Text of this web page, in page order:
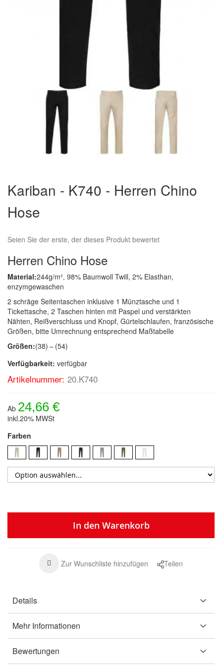
der
Bildergalerie
springen
Kariban - K740 - Herren Chino
Hose
Seien Sie der erste, der dieses Produkt bewertet
Herren Chino Hose
Material:244g/m², 98% Baumwoll Twill, 2% Elasthan,
enzymgewaschen
2 schräge Seitentaschen inklusive 1 Münztasche und 1
Tickettasche, 2 Taschen hinten mit Paspel und verstärkten
Nähten, Reißverschluss und Knopf, Gürtelschlaufen, französische
Größen, bitte Umrechnung entsprechend Maßtabelle
Größen:(38) – (54)
Verfügbarkeit: verfügbar
Artikelnummer: 20.K740
Ab 24,66 €
inkl.20% MWSt
Farben
In den Warenkorb
Zur Wunschliste hinzufügen Teilen
Details
Mehr Informationen
Bewertungen